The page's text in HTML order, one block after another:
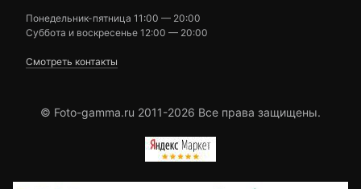
Понедельник-пятница 11:00 — 20:00
Суббота и воскресенье 12:00 — 20:00
Смотреть контакты
© Foto-gamma.ru 2011-2026 Все права защищены.